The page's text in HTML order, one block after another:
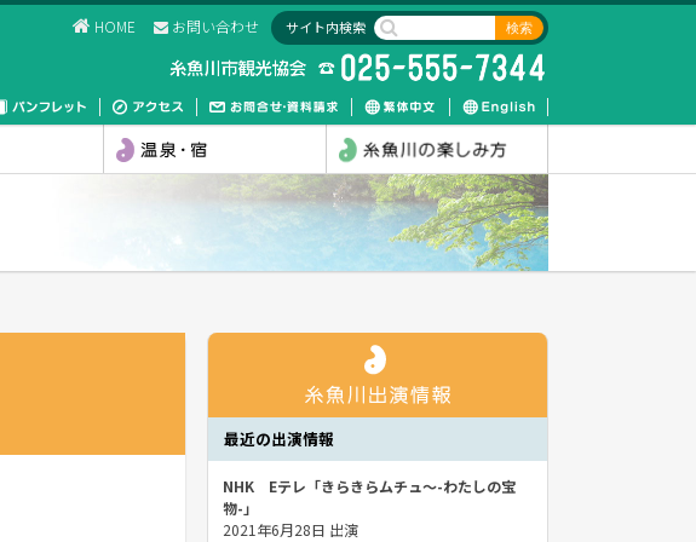
サイト内検索
HOME お問い合わせ
最近の出演情報
NHK Eテレ「きらきらムチュ～-わたしの宝
物-」
2021年6月28日 出演